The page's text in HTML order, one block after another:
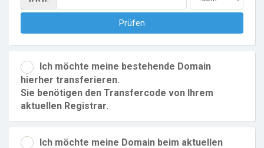
Prüfen
Ich möchte meine bestehende Domain
hierher transferieren.
Sie benötigen den Transfercode von Ihrem
aktuellen Registrar.
Ich möchte meine Domain beim aktuellen